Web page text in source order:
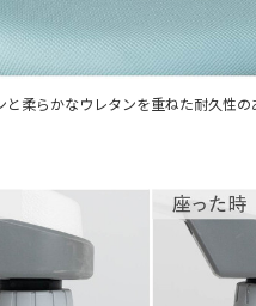
と柔らかなウレタンを重ねた耐久性